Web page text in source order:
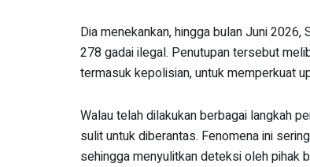
Dia menekankan, hingga bulan Juni
278 gadai ilegal. Penutupan tersebut
termasuk kepolisian, untuk memperkuat
Walau telah dilakukan berbagai langkah
sulit untuk diberantas. Fenomena ini
sehingga menyulitkan deteksi oleh pihak